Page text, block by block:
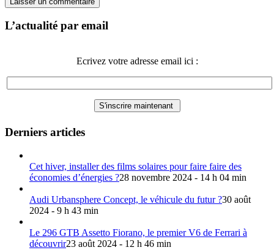
L’actualité par email
Ecrivez votre adresse email ici :
Derniers articles
Cet hiver, installer des films solaires pour faire faire des
économies d’énergies ?28 novembre 2024 - 14 h 04 min
Audi Urbansphere Concept, le véhicule du futur ?30 août
2024 - 9 h 43 min
Le 296 GTB Assetto Fiorano, le premier V6 de Ferrari à
découvrir23 août 2024 - 12 h 46 min